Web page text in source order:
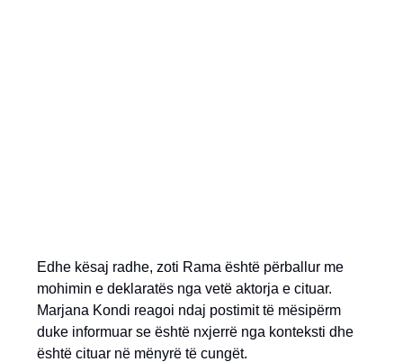
Edhe kësaj radhe, zoti Rama është përballur me
mohimin e deklaratës nga vetë aktorja e cituar.
Marjana Kondi reagoi ndaj postimit të mësipërm
duke informuar se është nxjerrë nga konteksti dhe
është cituar në mënyrë të cungët.